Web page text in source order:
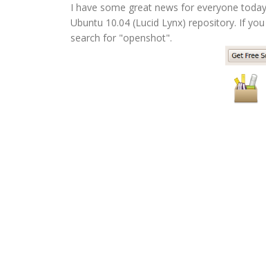
I have some great news for everyone
Ubuntu 10.04 (Lucid Lynx) repository. If
search for "openshot".